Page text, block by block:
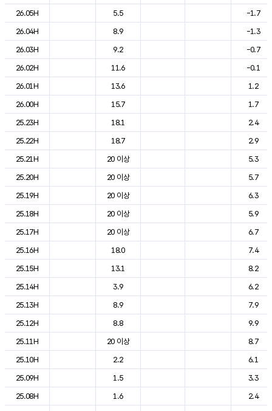
26.05H
5.5
-1.7
26.04H
8.9
-1.3
26.03H
9.2
-0.7
26.02H
11.6
-0.1
26.01H
13.6
1.2
26.00H
15.7
1.7
25.23H
18.1
2.4
25.22H
18.7
2.9
25.21H
20 이상
5.3
25.20H
20 이상
5.7
25.19H
20 이상
6.3
25.18H
20 이상
5.9
25.17H
20 이상
6.7
25.16H
18.0
7.4
25.15H
13.1
8.2
25.14H
3.9
6.2
25.13H
8.9
7.9
25.12H
8.8
9.9
25.11H
20 이상
8.7
25.10H
2.2
6.1
25.09H
1.5
3.3
25.08H
1.6
2.4